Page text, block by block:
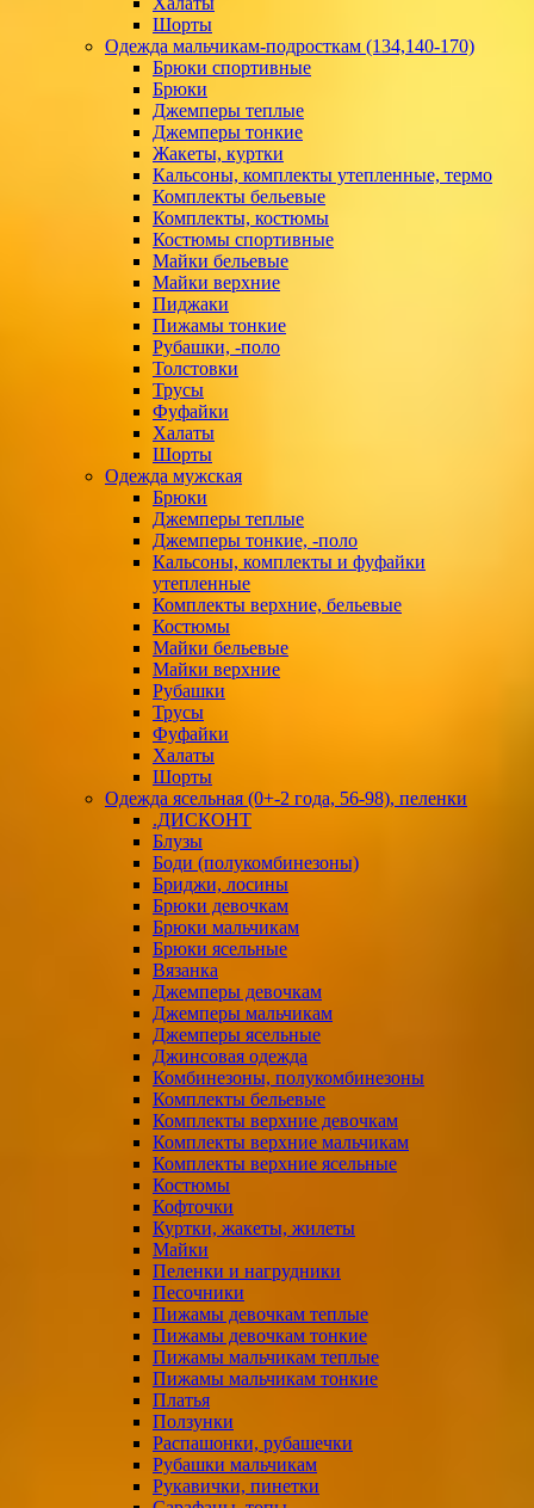
Шорты
Одежда мальчикам-подросткам (134,140-170)
Брюки спортивные
Брюки
Джемперы теплые
Джемперы тонкие
Жакеты, куртки
Кальсоны, комплекты утепленные, термо
Комплекты бельевые
Комплекты, костюмы
Костюмы спортивные
Майки бельевые
Майки верхние
Пиджаки
Пижамы тонкие
Рубашки, -поло
Толстовки
Трусы
Фуфайки
Халаты
Шорты
Одежда мужская
Брюки
Джемперы теплые
Джемперы тонкие, -поло
Кальсоны, комплекты и фуфайки
утепленные
Комплекты верхние, бельевые
Костюмы
Майки бельевые
Майки верхние
Рубашки
Трусы
Фуфайки
Халаты
Шорты
Одежда ясельная (0+-2 года, 56-98), пеленки
.ДИСКОНТ
Блузы
Боди (полукомбинезоны)
Бриджи, лосины
Брюки девочкам
Брюки мальчикам
Брюки ясельные
Вязанка
Джемперы девочкам
Джемперы мальчикам
Джемперы ясельные
Джинсовая одежда
Комбинезоны, полукомбинезоны
Комплекты бельевые
Комплекты верхние девочкам
Комплекты верхние мальчикам
Комплекты верхние ясельные
Костюмы
Кофточки
Куртки, жакеты, жилеты
Майки
Пеленки и нагрудники
Песочники
Пижамы девочкам теплые
Пижамы девочкам тонкие
Пижамы мальчикам теплые
Пижамы мальчикам тонкие
Платья
Ползунки
Распашонки, рубашечки
Рубашки мальчикам
Рукавички, пинетки